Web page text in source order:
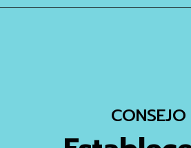
CONSEJO